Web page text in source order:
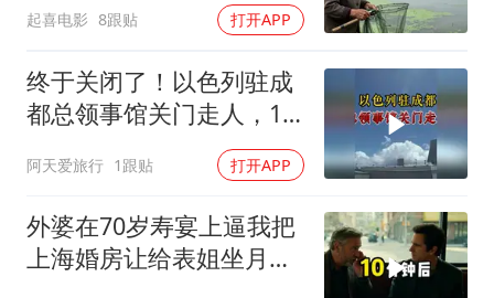
起喜电影 8跟贴 打开APP
终于关闭了！以色列驻成
都总领事馆关门走人，12
阿天爱旅行 1跟贴 打开APP
外婆在70岁寿宴上逼我把
上海婚房让给表姐坐月